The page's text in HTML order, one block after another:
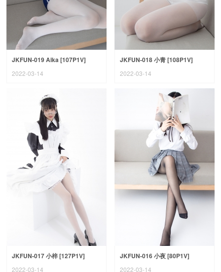
JKFUN-019 Aika [107P1V]
2022-03-14
JKFUN-018 小青 [108P1V]
2022-03-14
JKFUN-017 小梓 [127P1V]
2022-03-14
JKFUN-016 小夜 [80P1V]
2022-03-14